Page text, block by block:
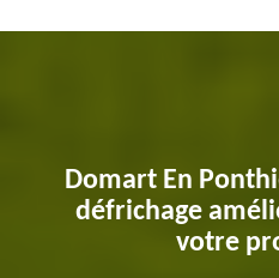
Domart En
défrichage
votre